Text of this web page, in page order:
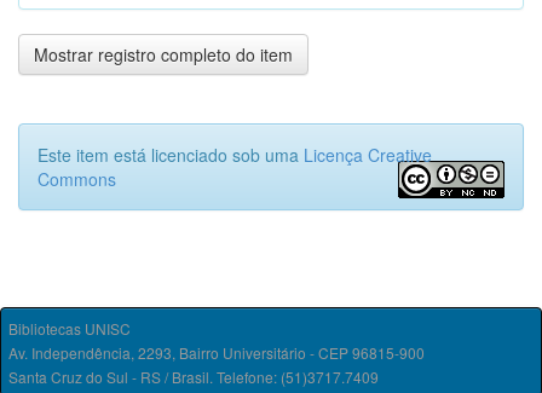
Mostrar registro completo do item
Este item está licenciado sob uma Licença Creative
Commons
Bibliotecas UNISC
Av. Independência, 2293, Bairro Universitário - CEP 96815-900
Santa Cruz do Sul - RS / Brasil. Telefone: (51)3717.7409